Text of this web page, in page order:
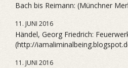
Bach bis Reimann: (Münchner
11. JUNI 2016
Händel, Georg Friedrich:
(http://
11. JUNI 2016